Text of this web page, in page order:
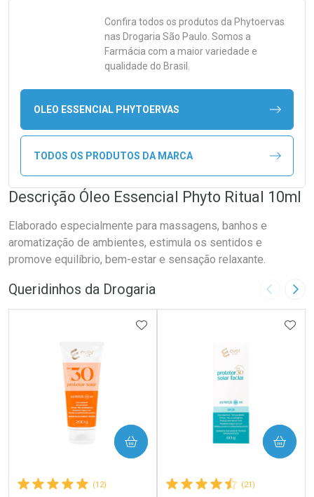
Confira todos os produtos da Phytoervas
nas Drogaria São Paulo. Somos a
Farmácia com a maior variedade e
qualidade do Brasil.
OLEO ESSENCIAL PHYTOERVAS
TODOS OS PRODUTOS DA MARCA
Descrição Óleo Essencial Phyto Ritual 10ml
Elaborado especialmente para massagens, banhos e
aromatização de ambientes, estimula os sentidos e
promove equilíbrio, bem-estar e sensação relaxante.
Queridinhos da Drogaria Imagem
(12)
ADICIONAR AOS FAVORITOS
COMPRAR
(21)
COMPRAR